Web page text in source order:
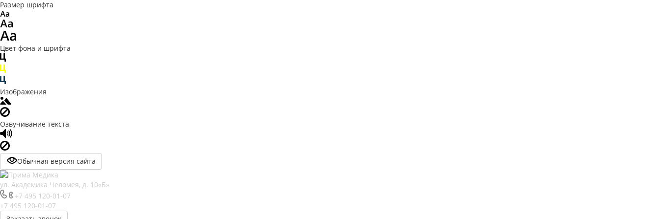
Размер шрифта
Цвет фона и шрифта
Изображения
Озвучивание текста
Обычная версия сайта
ул. Академика Челомея, д. 10«Б»
+7 495 120-01-07
+7 495 120-01-07